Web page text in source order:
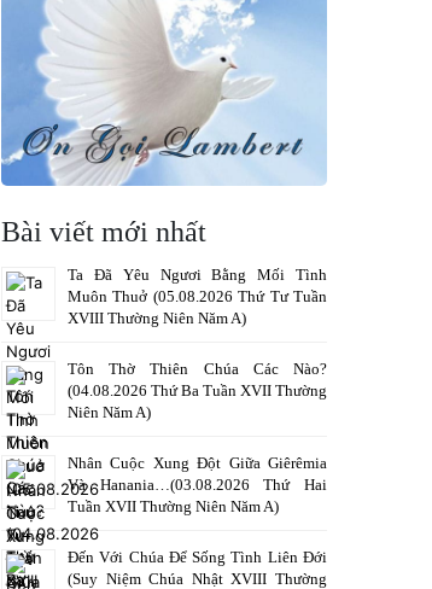
Bài viết mới nhất
Ta Đã Yêu Ngươi Bằng Mối Tình
Muôn Thuở (05.08.2026 Thứ Tư Tuần
XVIII Thường Niên Năm A)
Tôn Thờ Thiên Chúa Các Nào?
(04.08.2026 Thứ Ba Tuần XVII Thường
Niên Năm A)
Nhân Cuộc Xung Đột Giữa Giêrêmia
Và Hanania…(03.08.2026 Thứ Hai
Tuần XVII Thường Niên Năm A)
Đến Với Chúa Để Sống Tình Liên Đới
(Suy Niệm Chúa Nhật XVIII Thường